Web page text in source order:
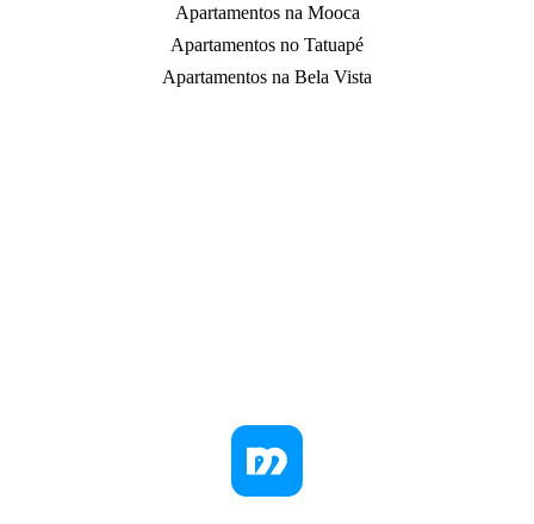
Apartamentos na Mooca
Apartamentos no Tatuapé
Apartamentos na Bela Vista